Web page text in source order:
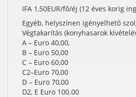
IFA 1,50EUR/fő/éj (12 éves korig
Egyéb, helyszínen igényelhető
Végtakarítás (konyhasarok
A – Euro 40,00,
B – Euro 50,00
C – Euro 60,00
C2–Euro 70,00
D – Euro 70,00
D2, E Euro 100.00